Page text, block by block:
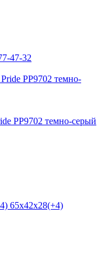
47-32
PP9702 темно-серый
65х42х28(+4)